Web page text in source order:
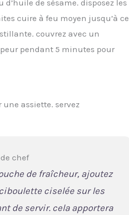
de sésame. disposez les
cuire à feu moyen jusqu’à ce
couvrez avec un
pendant 5 minutes pour
une assiette. servez
chef
de fraîcheur, ajoutez
ciselée sur les
de servir. cela apportera